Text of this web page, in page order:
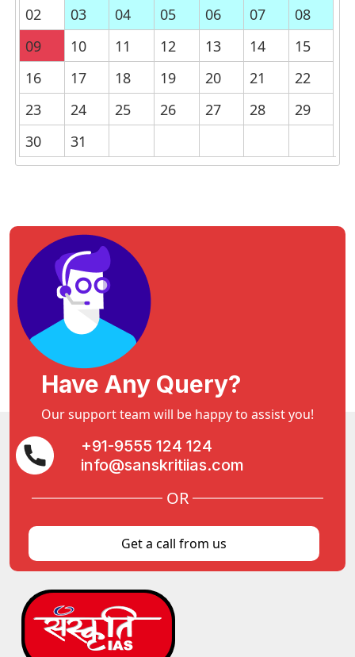
02
03 04 05 06 07
08
09
10 11 12 13 14
15
16
17 18 19 20 21
22
23
24 25 26 27 28
29
30
31
Have Any Query?
Our support team will be happy to assist you!
+91-9555 124 124
info@sanskritiias.com
OR
Get a call from us